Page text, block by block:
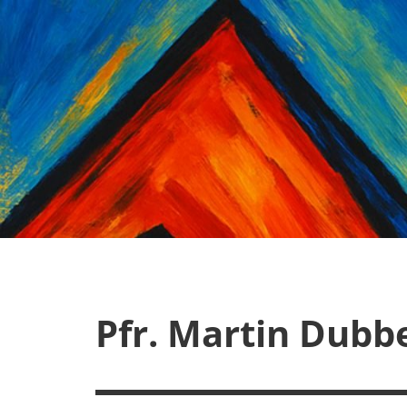
Zum
Inhalt
Pfr. Martin